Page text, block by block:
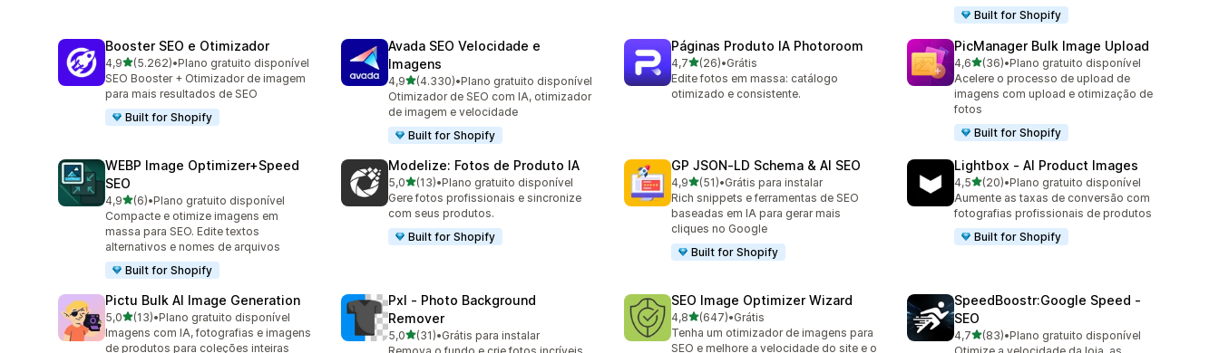
Built for Shopify
Booster SEO e Otimizador
4,9de 5 estrelas
(5.262)
5262 avaliações ao todo
•Plano gratuito disponível
SEO Booster + Otimizador de imagem
para mais resultados de SEO
Built for Shopify
Avada SEO Velocidade e
Imagens
4,9de 5 estrelas
(4.330)
4330 avaliações ao todo
•Plano gratuito disponível
Otimizador de SEO com IA, otimizador
de imagem e velocidade
Built for Shopify
Páginas Produto IA Photoroom
4,7de 5 estrelas
(26)
26 avaliações ao todo
•Grátis
Edite fotos em massa: catálogo
otimizado e consistente.
PicManager Bulk Image Upload
4,6de 5 estrelas
(36)
36 avaliações ao todo
•Plano gratuito disponível
Acelere o processo de upload de
imagens com upload e otimização de
fotos
Built for Shopify
WEBP Image Optimizer+Speed
SEO
4,9de 5 estrelas
(6)
6 avaliações ao todo
•Plano gratuito disponível
Compacte e otimize imagens em
massa para SEO. Edite textos
alternativos e nomes de arquivos
Built for Shopify
Modelize: Fotos de Produto IA
5,0de 5 estrelas
(13)
13 avaliações ao todo
•Plano gratuito disponível
Gere fotos profissionais e sincronize
com seus produtos.
Built for Shopify
GP JSON‑LD Schema & AI SEO
4,9de 5 estrelas
(51)
51 avaliações ao todo
•Grátis para instalar
Rich snippets e ferramentas de SEO
baseadas em IA para gerar mais
cliques no Google
Built for Shopify
Lightbox ‑ AI Product Images
4,5de 5 estrelas
(20)
20 avaliações ao todo
•Plano gratuito disponível
Aumente as taxas de conversão com
fotografias profissionais de produtos
Built for Shopify
Pictu Bulk AI Image Generation
5,0de 5 estrelas
(13)
13 avaliações ao todo
•Plano gratuito disponível
Imagens com IA, fotografias e imagens
de produtos para coleções inteiras
Pxl ‑ Photo Background
Remover
5,0de 5 estrelas
(31)
31 avaliações ao todo
•Grátis para instalar
SEO Image Optimizer Wizard
4,8de 5 estrelas
(647)
647 avaliações ao todo
•Grátis
Tenha um otimizador de imagens para
SEO e melhore a velocidade do site e o
SpeedBoostr:Google Speed ‑
SEO
4,7de 5 estrelas
(83)
83 avaliações ao todo
•Plano gratuito disponível